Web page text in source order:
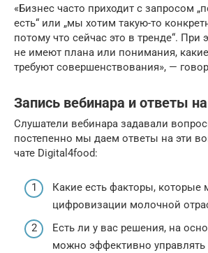
«Бизнес часто приходит с запросом
есть“ или „мы хотим такую-то
потому что сейчас это в тренде“. При
не имеют плана или понимания,
требуют совершенствования», —
Запись вебинара и ответы
Слушатели вебинара задавали
постепенно мы даем ответы на эти
чате Digital4food:
Какие есть факторы, которые
цифровизации молочной
Есть ли у вас решения, на
можно эффективно управлять